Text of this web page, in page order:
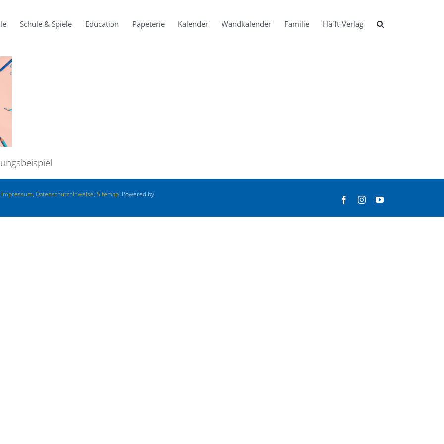
Schule & Spiele Education Papeterie Kalender Wandkalender Familie Häfft-Verlag
Impressum, Datenschutzhinweise, Sitemap. Powered by
FacebookInstagramYouTube